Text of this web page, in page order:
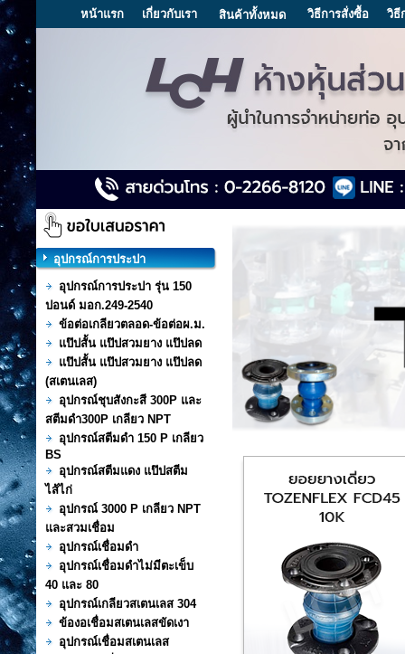
หน้าแรก เกี่ยวกับเรา สินค้าทั้งหมด วิธีการสั่งซื้อ วิธี
อุปกรณ์การประปา
อุปกรณ์การประปา รุ่น 150
ปอนด์ มอก.249-2540
ข้อต่อเกลียวตลอด-ข้อต่อผ.ม.
แป๊ปสั้น แป๊ปสวมยาง แป๊ปลด
แป๊ปสั้น แป๊ปสวมยาง แป๊ปลด
(สเตนเลส)
อุปกรณ์ชุบสังกะสี 300P และ
สตีมดำ300P เกลียว NPT
อุปกรณ์สตีมดำ 150 P เกลียว
BS
อุปกรณ์สตีมแดง แป๊ปสตีม
ไส้ไก่
อุปกรณ์ 3000 P เกลียว NPT
และสวมเชื่อม
อุปกรณ์เชื่อมดำ
อุปกรณ์เชื่อมดำไม่มีตะเข็บ
40 และ 80
อุปกรณ์เกลียวสเตนเลส 304
ข้องอเชื่อมสเตนเลสขัดเงา
อุปกรณ์เชื่อมสเตนเลส